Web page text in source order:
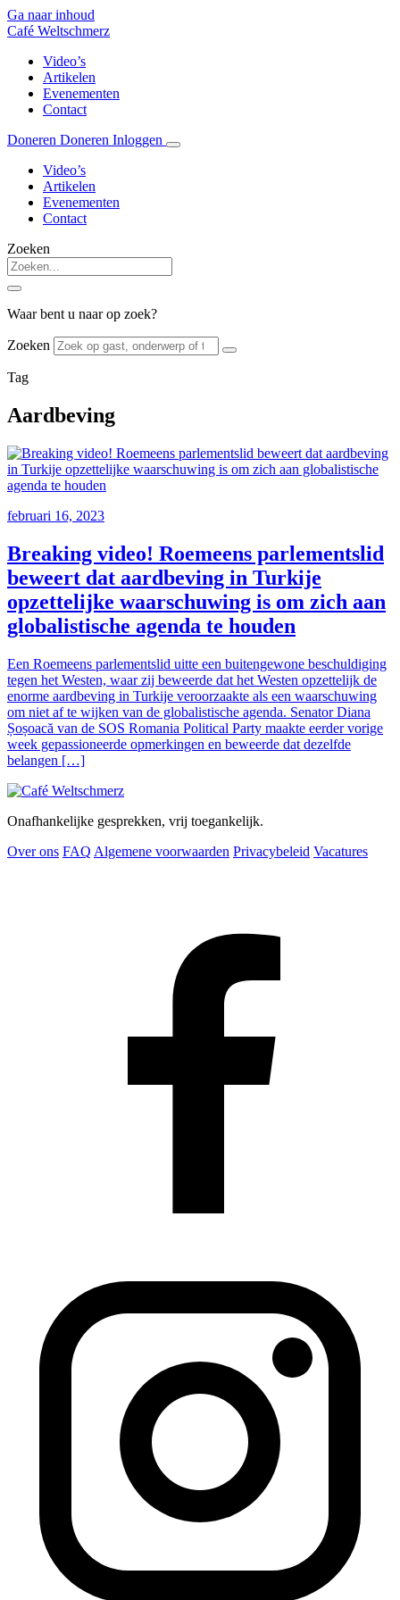
Ga naar inhoud
Café Weltschmerz
Video’s
Artikelen
Evenementen
Contact
Doneren Doneren Inloggen
Video’s
Artikelen
Evenementen
Contact
Zoeken
Waar bent u naar op zoek?
Zoeken
Tag
Aardbeving
februari 16, 2023
Breaking video! Roemeens parlementslid
beweert dat aardbeving in Turkije
opzettelijke waarschuwing is om zich aan
globalistische agenda te houden
Een Roemeens parlementslid uitte een buitengewone beschuldiging
tegen het Westen, waar zij beweerde dat het Westen opzettelijk de
enorme aardbeving in Turkije veroorzaakte als een waarschuwing
om niet af te wijken van de globalistische agenda. Senator Diana
Șoșoacă van de SOS Romania Political Party maakte eerder vorige
week gepassioneerde opmerkingen en beweerde dat dezelfde
belangen […]
Onafhankelijke gesprekken, vrij toegankelijk.
Over ons FAQ Algemene voorwaarden Privacybeleid Vacatures